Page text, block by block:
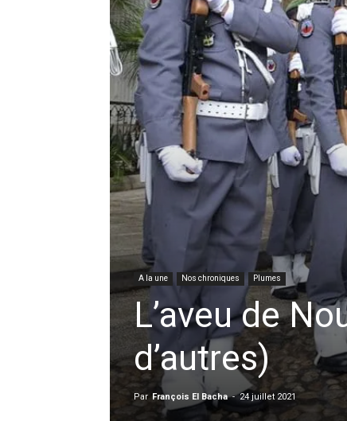
A la une Nos chroniques Plumes
L’aveu de
d’autres)
Par François El Bacha - 24 juillet 2021